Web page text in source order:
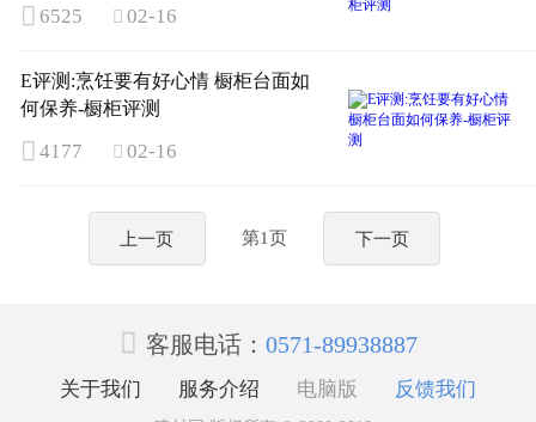
 6525  02-16
E评测:烹饪要有好心情 橱柜台面如
何保养-橱柜评测
 4177  02-16
上一页 第1页 下一页
 客服电话： 0571-89938887
关于我们 服务介绍 电脑版 反馈我们